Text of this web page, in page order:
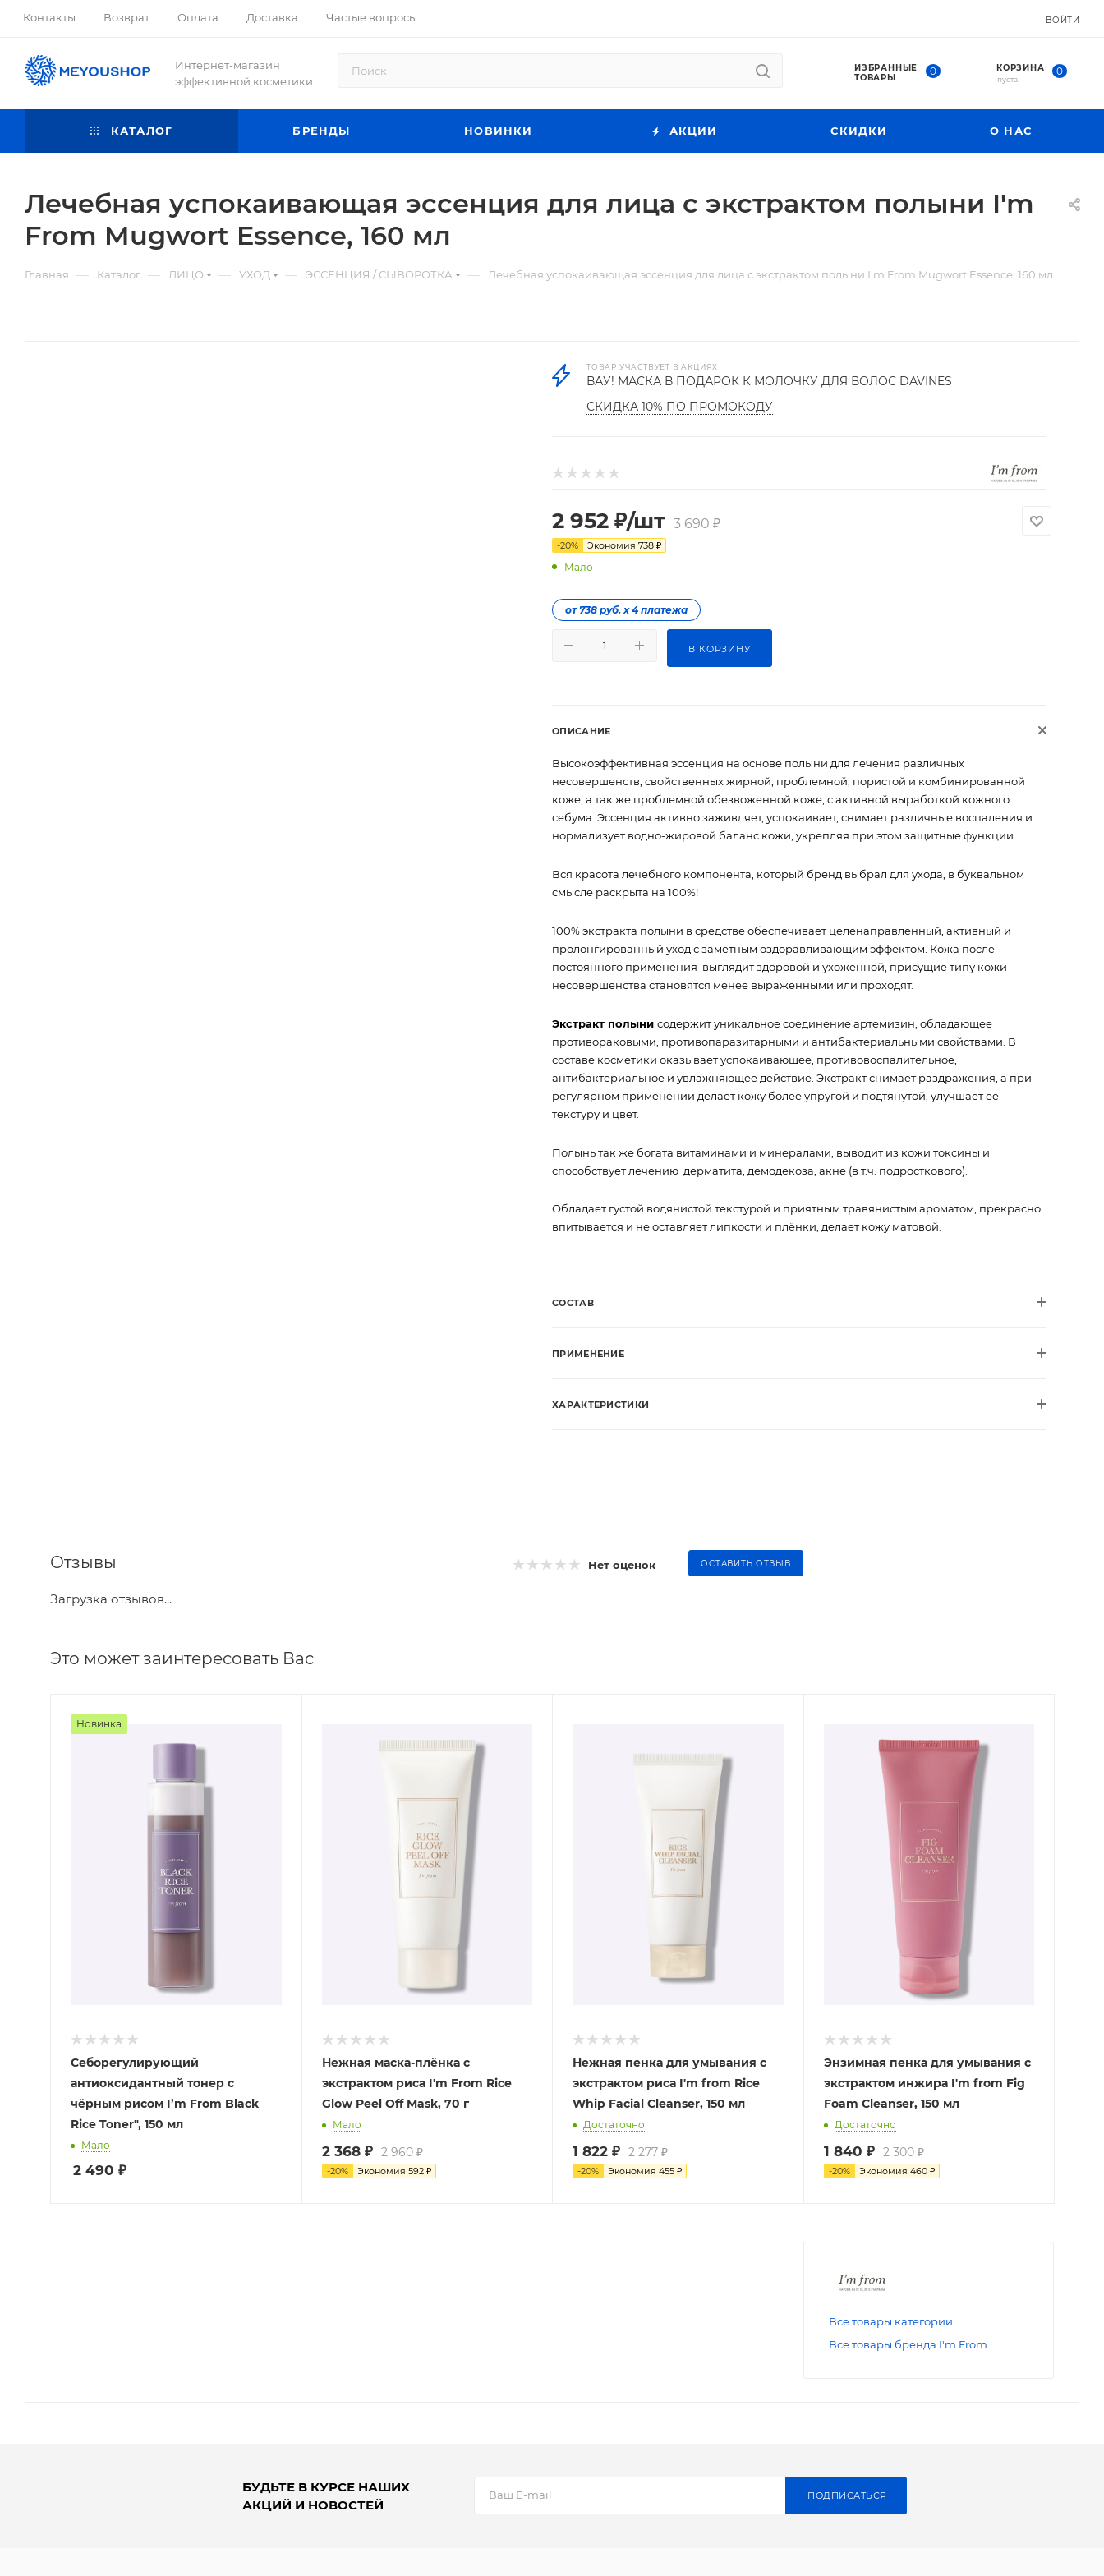
Контакты Возврат Оплата Доставка Частые вопросы ВОЙТИ
Интернет-магазин
эффективной косметики
ИЗБРАННЫЕ
ТОВАРЫ
0 КОРЗИНА 0
пуста
КАТАЛОГ БРЕНДЫ НОВИНКИ АКЦИИ СКИДКИ О НАС
Лечебная успокаивающая эссенция для лица с экстрактом полыни I'm
From Mugwort Essence, 160 мл
Главная — Каталог — ЛИЦО — УХОД — ЭССЕНЦИЯ / СЫВОРОТКА — Лечебная успокаивающая эссенция для лица с экстрактом полыни I'm From Mugwort Essence, 160 мл
ТОВАР УЧАСТВУЕТ В АКЦИЯХ
ВАУ! МАСКА В ПОДАРОК К МОЛОЧКУ ДЛЯ ВОЛОС DAVINES
СКИДКА 10% ПО ПРОМОКОДУ
2 952 ₽/шт 3 690 ₽
-20% Экономия 738 ₽
Мало
от 738 руб. х 4 платежа
В КОРЗИНУ
ОПИСАНИЕ
Высокоэффективная эссенция на основе полыни для лечения различных
несовершенств, свойственных жирной, проблемной, пористой и комбинированной
коже, а так же проблемной обезвоженной коже, с активной выработкой кожного
себума. Эссенция активно заживляет, успокаивает, снимает различные воспаления и
нормализует водно-жировой баланс кожи, укрепляя при этом защитные функции.
Вся красота лечебного компонента, который бренд выбрал для ухода, в буквальном
смысле раскрыта на 100%!
100% экстракта полыни в средстве обеспечивает целенаправленный, активный и
пролонгированный уход с заметным оздоравливающим эффектом. Кожа после
постоянного применения выглядит здоровой и ухоженной, присущие типу кожи
несовершенства становятся менее выраженными или проходят.
Экстракт полыни содержит уникальное соединение артемизин, обладающее
противораковыми, противопаразитарными и антибактериальными свойствами. В
составе косметики оказывает успокаивающее, противовоспалительное,
антибактериальное и увлажняющее действие. Экстракт снимает раздражения, а при
регулярном применении делает кожу более упругой и подтянутой, улучшает ее
текстуру и цвет.
Полынь так же богата витаминами и минералами, выводит из кожи токсины и
способствует лечению дерматита, демодекоза, акне (в т.ч. подросткового).
Обладает густой водянистой текстурой и приятным травянистым ароматом, прекрасно
впитывается и не оставляет липкости и плёнки, делает кожу матовой.
СОСТАВ
ПРИМЕНЕНИЕ
ХАРАКТЕРИСТИКИ
Отзывы Нет оценок ОСТАВИТЬ ОТЗЫВ
Загрузка отзывов...
Это может заинтересовать Вас
Новинка
Себорегулирующий
антиоксидантный тонер с
чёрным рисом I’m From Black
Rice Toner", 150 мл
Мало
2 490 ₽
Нежная маска-плёнка с
экстрактом риса I'm From Rice
Glow Peel Off Mask, 70 г
Мало
2 368₽ 2 960₽
-20% Экономия 592₽
Нежная пенка для умывания с
экстрактом риса I'm from Rice
Whip Facial Cleanser, 150 мл
Достаточно
1 822 ₽ 2 277 ₽
-20% Экономия 455 ₽
Энзимная пенка для умывания с
экстрактом инжира I'm from Fig
Foam Cleanser, 150 мл
Достаточно
1 840 ₽ 2 300₽
-20% Экономия 460₽
Все товары категории
Все товары бренда I'm From
БУДЬТЕ В КУРСЕ НАШИХ
АКЦИЙ И НОВОСТЕЙ
ПОДПИСАТЬСЯ